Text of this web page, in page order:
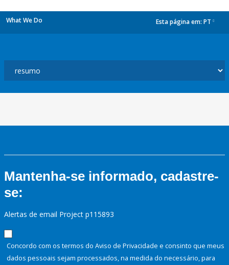
What We Do Esta página em: PT
Mantenha-se informado, cadastre-
se:
Alertas de email Project p115893
Concordo com os termos do Aviso de Privacidade e consinto que meus
dados pessoais sejam processados, na medida do necessário, para